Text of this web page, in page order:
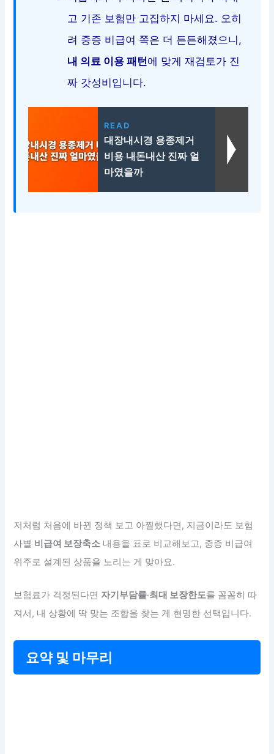
고 기존 보험만 고집하지 마세요. 오히
려 중증 비급여 쪽은 더 든든해졌으니,
내 의료 이용 패턴에 맞게 재검토가 진
짜 갓성비입니다.
READ
대장내시경 용종제거
비용 내돈내산 진짜 얼
마였을까
저처럼 처음에 바뀐 정책 보고 아찔했다면, 지금이라도 보험
사별 비급여 보장축소 내용을 표로 비교해보고, 중증 비급여
위주로 설계된 상품을 노리는 게 맞아요.
보험료가 걱정된다면 자기부담률·최대 보장한도를 꼼꼼히 따
져서, 내 상황에 딱 맞는 조합을 찾는 게 현명한 선택입니다.
요약 및 마무리